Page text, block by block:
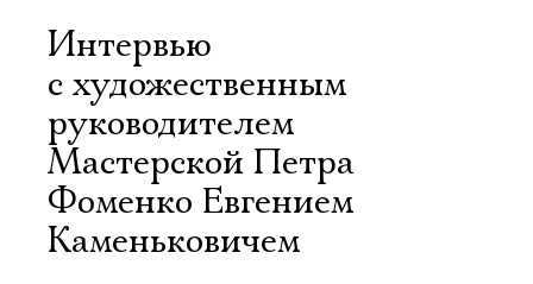
Интервью
с художественным
руководителем
Мастерской Петра
Фоменко Евгением
Каменьковичем